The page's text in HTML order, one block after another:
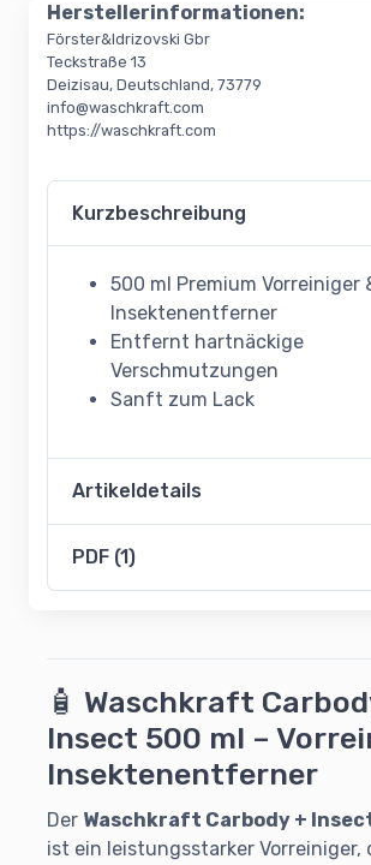
Herstellerinformationen:
Förster&Idrizovski Gbr
Teckstraße 13
Deizisau, Deutschland, 73779
info@waschkraft.com
https://waschkraft.com
Kurzbeschreibung
500 ml Premium Vorreiniger
Insektenentferner
Entfernt hartnäckige
Verschmutzungen
Sanft zum Lack
Artikeldetails
PDF (1)
🧴 Waschkraft
Insect 500 ml –
Insektenentferner
Der Waschkraft Carbody +
ist ein leistungsstarker Vorreiniger,